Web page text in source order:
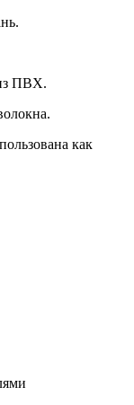
ПВХ.
как